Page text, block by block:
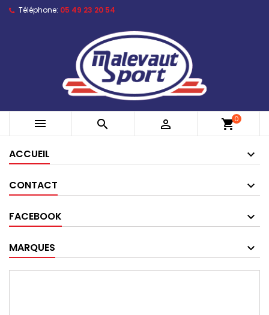
Téléphone: 05 49 23 20 54
   shopping_cart0
ACCUEIL
CONTACT
FACEBOOK
MARQUES